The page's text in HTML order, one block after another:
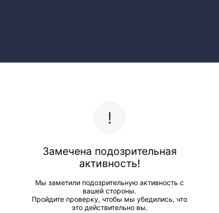
Замечена подозрительная
активность!
Мы заметили подозрительную активность с
вашей стороны.
Пройдите проверку, чтобы мы убедились, что
это действительно вы.